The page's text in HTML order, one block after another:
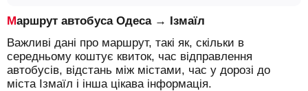
Маршрут автобуса Одеса → Ізмаїл
Важливі дані про маршрут, такі як, скільки в
середньому коштує квиток, час відправлення
автобусів, відстань між містами, час у дорозі до
міста Ізмаїл і інша цікава інформація.